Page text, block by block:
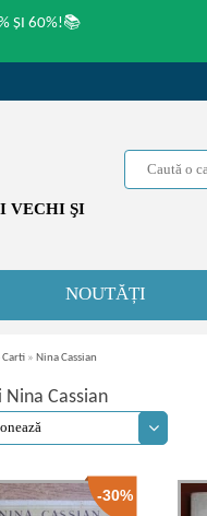
ȘI 60%!📚
VECHI ŞI
NOUTĂȚI
» Nina Cassian
Nina Cassian
-30%